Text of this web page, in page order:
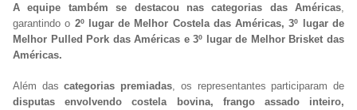
A equipe também se destacou nas categorias das Américas
garantindo o 2º lugar de Melhor Costela das Américas, 3º lugar de
Melhor Pulled Pork das Américas e 3º lugar de Melhor Brisket das
Américas.
Além dascategorias premiadas , os representantes participaram de
disputas envolvendo costela bovina, frango assado inteiro,